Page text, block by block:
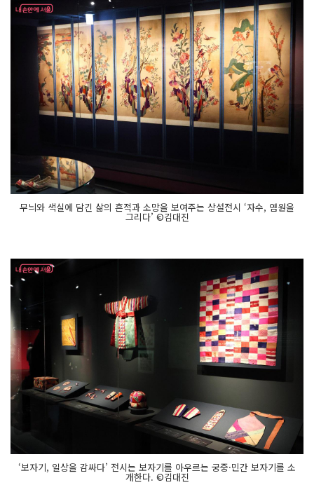
무늬와 색실에 담긴 삶의 흔적과 소망을 보여주는 상설전시 ‘자수, 염원을
그리다’ ©김대진
‘보자기, 일상을 감싸다’ 전시는 보자기를 아우르는 궁중·민간 보자기를 소
개한다. ©김대진